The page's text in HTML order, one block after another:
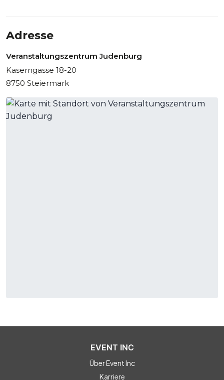
Adresse
Veranstaltungszentrum Judenburg
Kaserngasse 18-20
8750 Steiermark
EVENT INC
Über Event Inc
Karriere